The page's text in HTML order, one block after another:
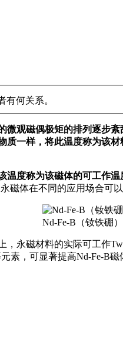
何关系。
观磁偶极矩的排列逐步
质一样，将此温度称为该材
温度称为该磁体的可工作温
磁体在不同的应用场合可以
Nd-Fe-B（钕铁硼
永磁材料的实际可工作
素，可显著提高Nd-Fe-B磁